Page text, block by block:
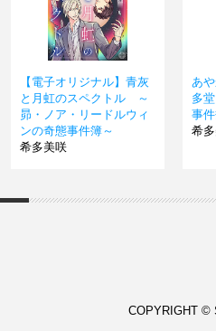
【電子オリジナル】青灰
と月虹のスペクトル ～
昴・ノア・リードルウィ
ンの奇態事件簿～
希多美咲
あ
多
事
希
COPYRIGHT ©